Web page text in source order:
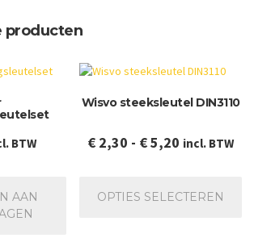
producten
BTW
AAN
Wisvo steeksleutel DIN3110
€ 2,30 - €5,20 Prijsklasse:
€ 5,20
incl. BTW
OPTIES SELECTEREN